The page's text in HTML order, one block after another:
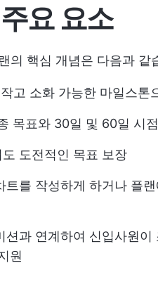
요 요소
의 핵심 개념은 다음과 같
고 소화 가능한 마일스톤
목표와 30일 및 60일 시
도전적인 목표 보장
트를 작성하게 하거나 플
션과 연계하여 신입사원
원